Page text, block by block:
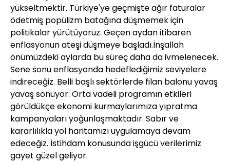
yükseltmektir. Türkiye'ye geçmişte ağır faturalar
ödetmiş popülizm batağına düşmemek için
politikalar yürütüyoruz. Geçen aydan itibaren
enflasyonun ateşi düşmeye başladı.İnşallah
önümüzdeki aylarda bu süreç daha da ivmelenecek.
Sene sonu enflasyonda hedeflediğimiz seviyelere
indireceğiz. Belli başlı sektörlerde filan balonu yavaş
yavaş sönüyor. Orta vadeli programın etkileri
görüldükçe ekonomi kurmaylarımıza yıpratma
kampanyaları yoğunlaşmaktadır. Sabır ve
kararlılıkla yol haritamızı uygulamaya devam
edeceğiz. İstihdam konusunda işgücü verilerimiz
gayet güzel geliyor.